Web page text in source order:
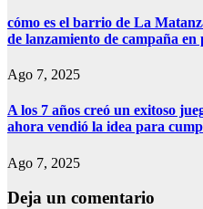
cómo es el barrio de La
de lanzamiento de campaña
Ago 7, 2025
A los 7 años creó un exitoso
ahora vendió la idea para
Ago 7, 2025
Deja un comentario